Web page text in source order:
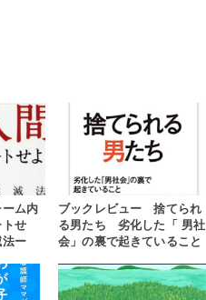
ム内
せ
法ー
ブックレビュー 捨てられ
る男たち 劣化した「 男社
会」の裏で起きていること